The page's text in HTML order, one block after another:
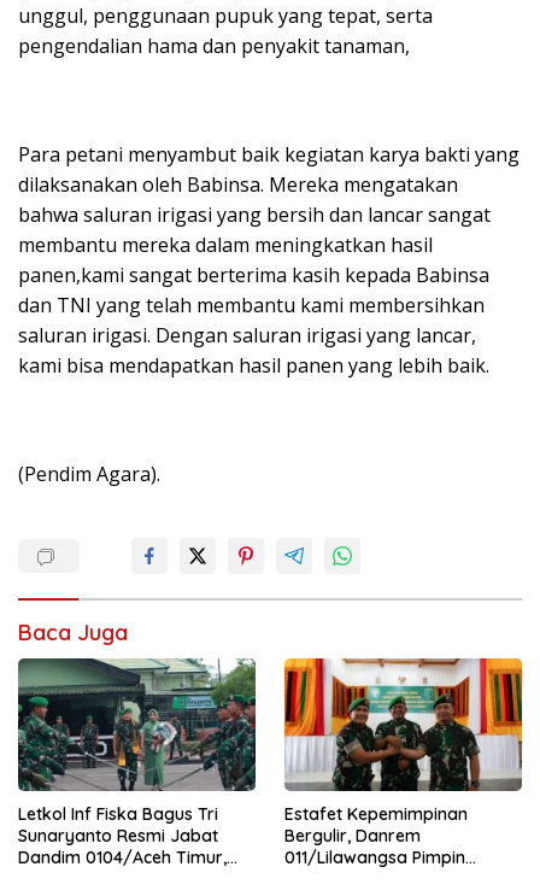
unggul, penggunaan pupuk yang tepat, serta
pengendalian hama dan penyakit tanaman,
Para petani menyambut baik kegiatan karya bakti yang
dilaksanakan oleh Babinsa. Mereka mengatakan
bahwa saluran irigasi yang bersih dan lancar sangat
membantu mereka dalam meningkatkan hasil
panen,kami sangat berterima kasih kepada Babinsa
dan TNI yang telah membantu kami membersihkan
saluran irigasi. Dengan saluran irigasi yang lancar,
kami bisa mendapatkan hasil panen yang lebih baik.
(Pendim Agara).
Baca Juga
Letkol Inf Fiska Bagus Tri
Sunaryanto Resmi Jabat
Dandim 0104/Aceh Timur,
Estafet Kepemimpinan
Bergulir, Danrem
011/Lilawangsa Pimpin